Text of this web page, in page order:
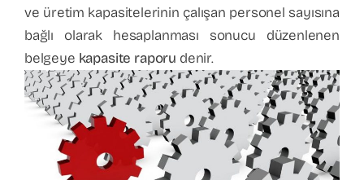
ve üretim kapasitelerinin çalışan personel sayısına
bağlı olarak hesaplanması sonucu düzenlenen
belgeye kapasite raporu denir.